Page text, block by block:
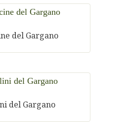
del Gargano
del Gargano